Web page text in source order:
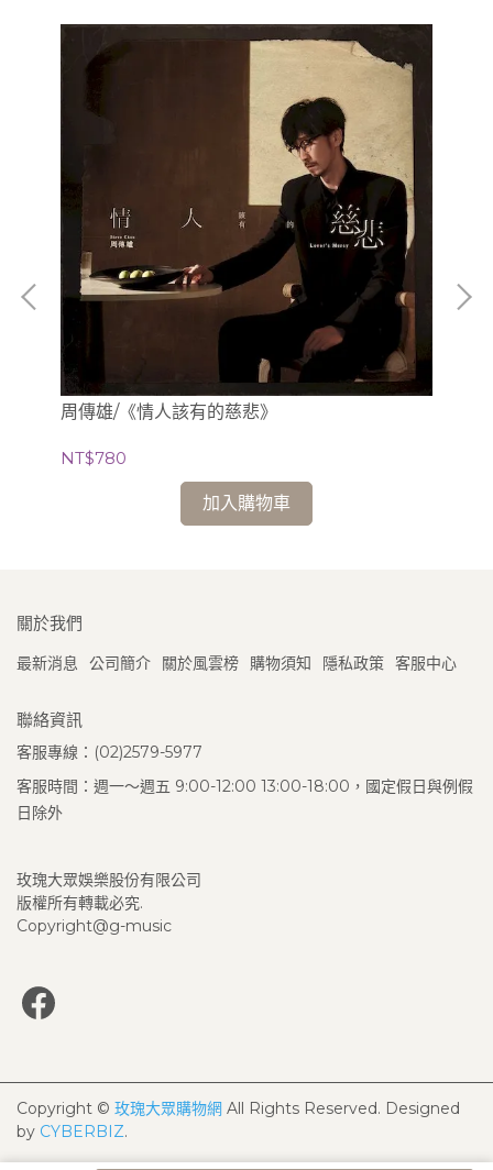
周傳雄/《情人該有的慈悲》
NT$780
加入購物車
關於我們
最新消息 公司簡介 關於風雲榜 購物須知 隱私政策 客服中心
聯絡資訊
客服專線：(02)2579-5977
客服時間：週一～週五 9:00-12:00 13:00-18:00，國定假日與例假
日除外
玫瑰大眾娛樂股份有限公司
版權所有轉載必究.
Copyright@g-music
Copyright © 玫瑰大眾購物網 All Rights Reserved. Designed
by CYBERBIZ.